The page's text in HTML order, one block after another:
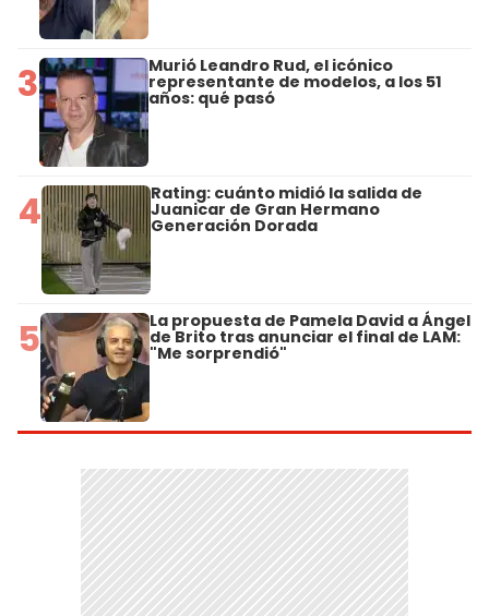
3 Murió Leandro Rud, el icónico
representante de modelos, a los 51
años: qué pasó
4 Rating: cuánto midió la salida de
Juanicar de Gran Hermano
Generación Dorada
5 La propuesta de Pamela David a Ángel
de Brito tras anunciar el final de LAM:
"Me sorprendió"